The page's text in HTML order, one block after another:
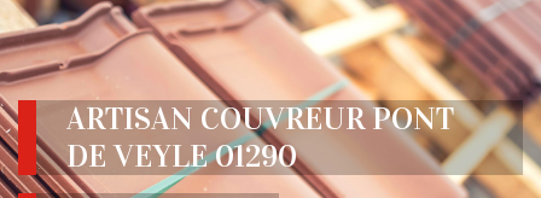
ARTISAN COUVREUR PONT
DE VEYLE 01290